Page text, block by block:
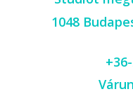
1048